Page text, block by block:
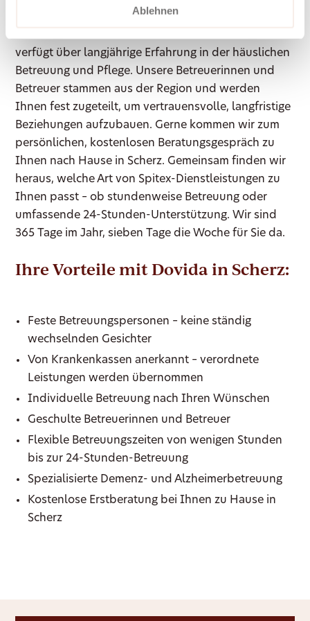
Ablehnen
verfügt über langjährige Erfahrung in der häuslichen
Betreuung und Pflege. Unsere Betreuerinnen und
Betreuer stammen aus der Region und werden
Ihnen fest zugeteilt, um vertrauensvolle, langfristige
Beziehungen aufzubauen. Gerne kommen wir zum
persönlichen, kostenlosen Beratungsgespräch zu
Ihnen nach Hause in Scherz. Gemeinsam finden wir
heraus, welche Art von Spitex-Dienstleistungen zu
Ihnen passt – ob stundenweise Betreuung oder
umfassende 24-Stunden-Unterstützung. Wir sind
365 Tage im Jahr, sieben Tage die Woche für Sie da.
Ihre Vorteile mit Dovida in Scherz:
Feste Betreuungspersonen – keine ständig
wechselnden Gesichter
Von Krankenkassen anerkannt – verordnete
Leistungen werden übernommen
Individuelle Betreuung nach Ihren Wünschen
Geschulte Betreuerinnen und Betreuer
Flexible Betreuungszeiten von wenigen Stunden
bis zur 24-Stunden-Betreuung
Spezialisierte Demenz- und Alzheimerbetreuung
Kostenlose Erstberatung bei Ihnen zu Hause in
Scherz